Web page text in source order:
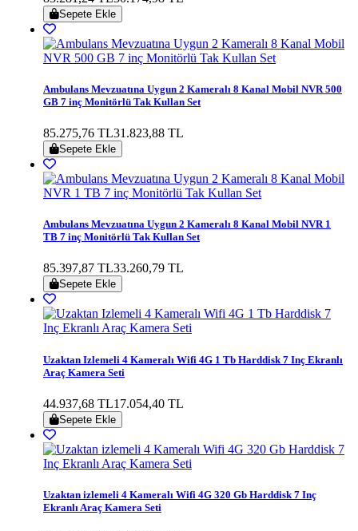
Sepete Ekle
Ambulans Mevzuatına Uygun 2 Kameralı 8 Kanal Mobil NVR 500
GB 7 inç Monitörlü Tak Kullan Set
85.275,76 TL31.823,88 TL
Sepete Ekle
Ambulans Mevzuatına Uygun 2 Kameralı 8 Kanal Mobil NVR 1
TB 7 inç Monitörlü Tak Kullan Set
85.397,87 TL33.260,79 TL
Sepete Ekle
Uzaktan Izlemeli 4 Kameralı Wifi 4G 1 Tb Harddisk 7 Inç Ekranlı
Araç Kamera Seti
44.937,68 TL17.054,40 TL
Sepete Ekle
Uzaktan izlemeli 4 Kameralı Wifi 4G 320 Gb Harddisk 7 Inç
Ekranlı Araç Kamera Seti